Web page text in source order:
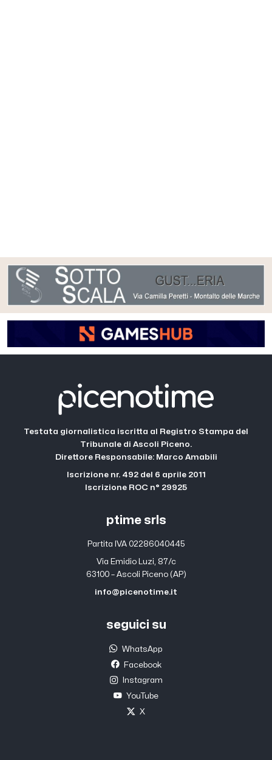
Testata giornalistica iscritta al Registro Stampa del
Tribunale di Ascoli Piceno.
Direttore Responsabile: Marco Amabili
Iscrizione nr. 492 del 6 aprile 2011
Iscrizione ROC n° 29925
ptime srls
Partita IVA 02286040445
Via Emidio Luzi, 87/c
63100 – Ascoli Piceno (AP)
info@picenotime.it
seguici su
WhatsApp
Facebook
Instagram
YouTube
X